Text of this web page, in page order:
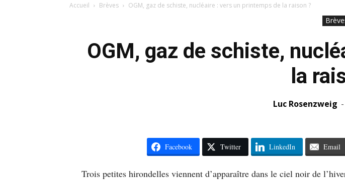
Accueil Brèves OGM, gaz de schiste, nucléaire : vers un printemps de la raison ?
OGM, gaz de schiste,
la
Luc Rosenzweig -
Facebook Twitter LinkedIn Email
Trois petites hirondelles viennent d’apparaître dans le ciel noir de